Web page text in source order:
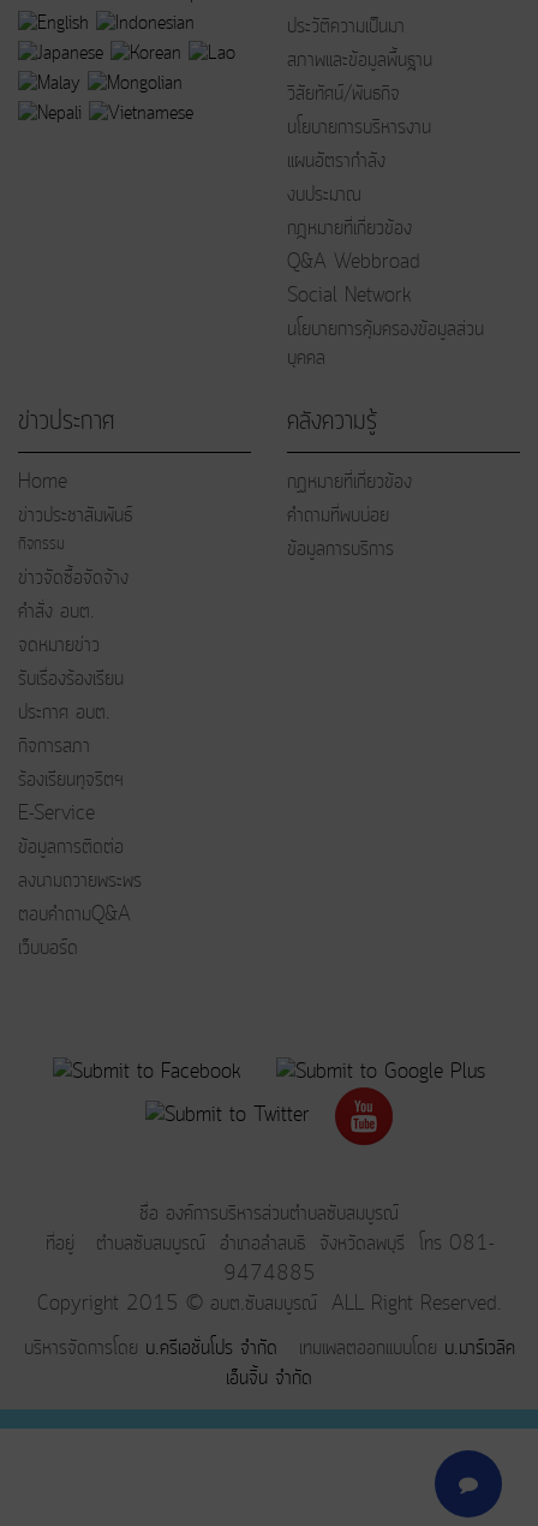
ประวัติความเป็นมา
สภาพและข้อมูลพื้นฐาน
วิสัยทัศน์/พันธกิจ
นโยบายการบริหารงาน
แผนอัตรากำลัง
งบประมาณ
กฎหมายที่เกี่ยวข้อง
Q&A Webbroad
Social Network
นโยบายการคุ้มครองข้อมูลส่วน
บุคคล
ข่าวประกาศ
Home
ข่าวประชาสัมพันธ์
กิจกรรม
ข่าวจัดซื้อจัดจ้าง
คำสั่ง อบต.
จดหมายข่าว
รับเรื่องร้องเรียน
ประกาศ อบต.
กิจการสภา
ร้องเรียนทุจริตฯ
E-Service
ข้อมูลการติดต่อ
ลงนามถวายพระพร
ตอบคำถามQ&A
เว็บบอร์ด
คลังความรู้
กฏหมายที่เกี่ยวข้อง
คำถามที่พบบ่อย
ข้อมูลการบริการ
ชื่อ องค์การบริหารส่วนตำบลซับสมบูรณ์
ที่อยู่ ตำบลซับสมบูรณ์ อำเภอลำสนธิ จังหวัดลพบุรี โทร 081-
9474885
Copyright 2015 © อบต.ซับสมบูรณ์ ALL Right Reserved.
บริหารจัดการโดย บ.ครีเอชั่นโปร จำกัด เทมเพลตออกแบบโดย บ.มาร์เวลิค
เอ็นจิ้น จำกัด